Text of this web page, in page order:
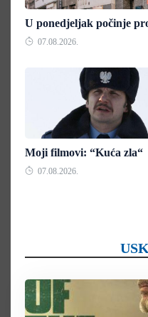
U ponedjeljak počinje
07.08.2026.
Moji filmovi: “Kuća zla“
07.08.2026.